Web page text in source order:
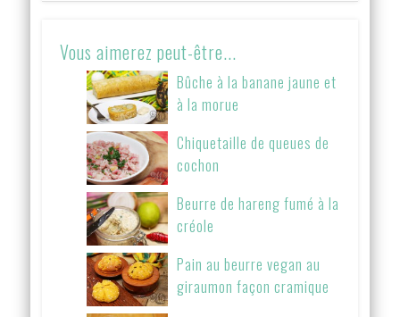
Vous aimerez peut-être...
Bûche à la banane jaune et
à la morue
Chiquetaille de queues de
cochon
Beurre de hareng fumé à la
créole
Pain au beurre vegan au
giraumon façon cramique